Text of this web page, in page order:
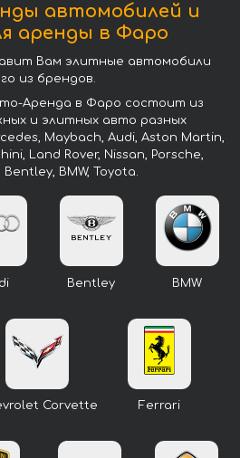
автомобилей и
аренды в Фаро
Вам элитные автомобили
из брендов.
Аренда в Фаро состоит из
и элитных авто разных
Maybach, Audi, Aston Martin,
Land Rover, Nissan, Porsche,
BMW, Toyota.
Bentley BMW
Corvette Ferrari